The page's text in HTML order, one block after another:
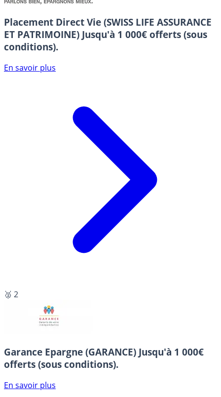
Placement Direct Vie (SWISS LIFE ASSURANCE
ET PATRIMOINE) Jusqu'à 1 000€ offerts (sous
conditions).
En savoir plus
🥈 2
Garance Epargne (GARANCE) Jusqu'à 1 000€
offerts (sous conditions).
En savoir plus